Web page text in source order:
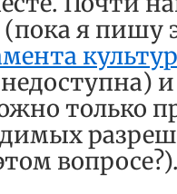
(пока я пишу
только